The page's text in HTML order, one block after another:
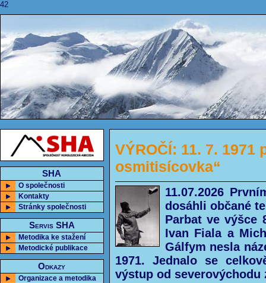
42
SHA
O společnosti
Kontakty
Stránky společnosti
Servis SHA
Metodika ke stažení
Metodické publikace
Odkazy
Organizace a metodika
VÝROČÍ: 11. 7.
osmitisícovka“
11.07.2026
dosáhli občané
Parbat ve výšce
Ivan Fiala a
Gálfym nesla
1971. Jednalo se
výstup od severovýchodu